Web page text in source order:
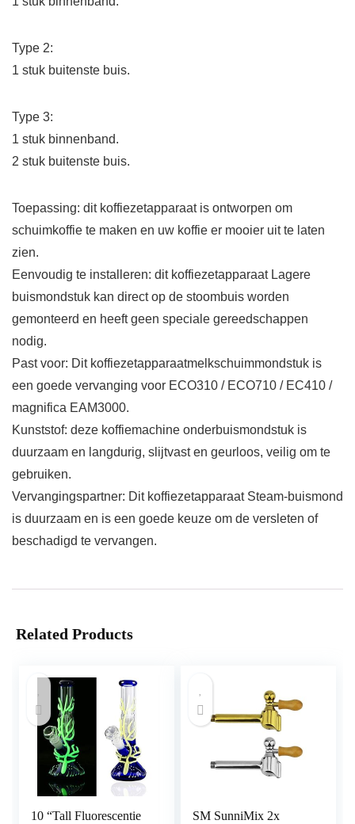
Type 2:
1 stuk buitenste buis.
Type 3:
1 stuk binnenband.
2 stuk buitenste buis.
Toepassing: dit koffiezetapparaat is ontworpen om
schuimkoffie te maken en uw koffie er mooier uit te laten
zien.
Eenvoudig te installeren: dit koffiezetapparaat Lagere
buismondstuk kan direct op de stoombuis worden
gemonteerd en heeft geen speciale gereedschappen
nodig.
Past voor: Dit koffiezetapparaatmelkschuimmondstuk is
een goede vervanging voor ECO310 / ECO710 / EC410 /
magnifica EAM3000.
Kunststof: deze koffiemachine onderbuismondstuk is
duurzaam en langdurig, slijtvast en geurloos, veilig om te
gebruiken.
Vervangingspartner: Dit koffiezetapparaat Steam-buismond
is duurzaam en is een goede keuze om de versleten of
beschadigd te vervangen.
Related Products
10 “Tall Fluorescentie
SM SunniMix 2x